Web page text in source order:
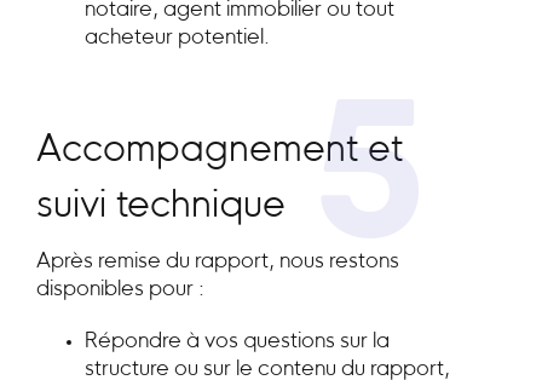
notaire, agent immobilier ou tout
acheteur potentiel.
5
Accompagnement et
suivi technique
Après remise du rapport, nous restons
disponibles pour :
Répondre à vos questions sur la
structure ou sur le contenu du rapport,